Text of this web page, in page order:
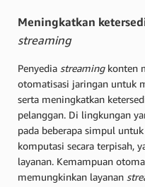
Meningkatkan
streaming
Penyedia streamingkonten
otomatisasi jaringan untuk
serta meningkatkan
pelanggan. Di lingkungan
pada beberapa simpul
komputasi secara terpisah,
layanan. Kemampuan
memungkinkan layanan